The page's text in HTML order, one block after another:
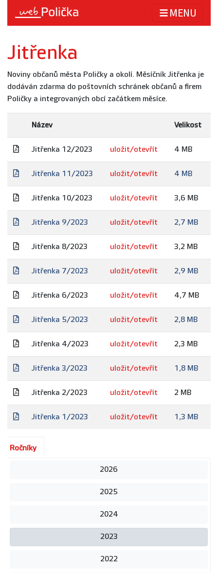
MENU
Jitřenka
Noviny občanů města Poličky a okolí. Měsíčník Jitřenka je
dodáván zdarma do poštovních schránek občanů a firem
Poličky a integrovaných obcí začátkem měsíce.
Název Velikost
Jitřenka 12/2023 uložit/otevřít 4 MB
Jitřenka 11/2023 uložit/otevřít 4 MB
Jitřenka 10/2023 uložit/otevřít 3,6 MB
Jitřenka 9/2023 uložit/otevřít 2,7 MB
Jitřenka 8/2023 uložit/otevřít 3,2 MB
Jitřenka 7/2023 uložit/otevřít 2,9 MB
Jitřenka 6/2023 uložit/otevřít 4,7 MB
Jitřenka 5/2023 uložit/otevřít 2,8 MB
Jitřenka 4/2023 uložit/otevřít 2,3 MB
Jitřenka 3/2023 uložit/otevřít 1,8 MB
Jitřenka 2/2023 uložit/otevřít 2 MB
Jitřenka 1/2023 uložit/otevřít 1,3 MB
Ročníky
2026
2025
2024
2023
2022